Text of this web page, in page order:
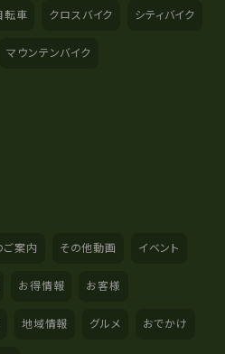
転車 クロスバイク シティバイク
マウンテンバイク
ご案内 その他動画 イベント
お得情報 お客様
地域情報 グルメ おでかけ